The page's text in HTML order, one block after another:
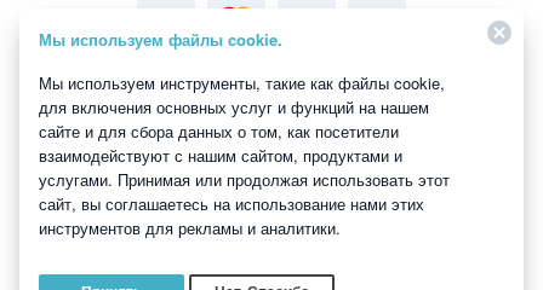
ОДОБРЕНО:
Мы используем файлы cookie.
Мы используем инструменты, такие как файлы cookie,
для включения основных услуг и функций на нашем
сайте и для сбора данных о том, как посетители
взаимодействуют с нашим сайтом, продуктами и
услугами. Принимая или продолжая использовать этот
сайт, вы соглашаетесь на использование нами этих
инструментов для рекламы и аналитики.